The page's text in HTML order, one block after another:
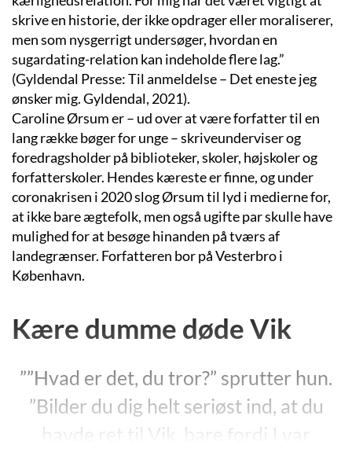
skrive en historie, der ikke opdrager eller moraliserer,
men som nysgerrigt undersøger, hvordan en
sugardating-relation kan indeholde flere lag.”
(Gyldendal Presse: Til anmeldelse – Det eneste jeg
ønsker mig. Gyldendal, 2021).
Caroline Ørsum er – ud over at være forfatter til en
lang række bøger for unge – skriveunderviser og
foredragsholder på biblioteker, skoler, højskoler og
forfatterskoler. Hendes kæreste er finne, og under
coronakrisen i 2020 slog Ørsum til lyd i medierne for,
at ikke bare ægtefolk, men også ugifte par skulle have
mulighed for at besøge hinanden på tværs af
landegrænser. Forfatteren bor på Vesterbro i
København.
Kære dumme døde Vik
””Hvad er det, du tror?” sprutter hun.
”Bilder du dig helt seriøst ind, at du
havde ret til Vik, bare fordi I var